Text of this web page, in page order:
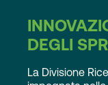
DEGLI
La Divisione